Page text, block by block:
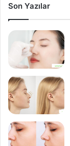
Son Yazılar